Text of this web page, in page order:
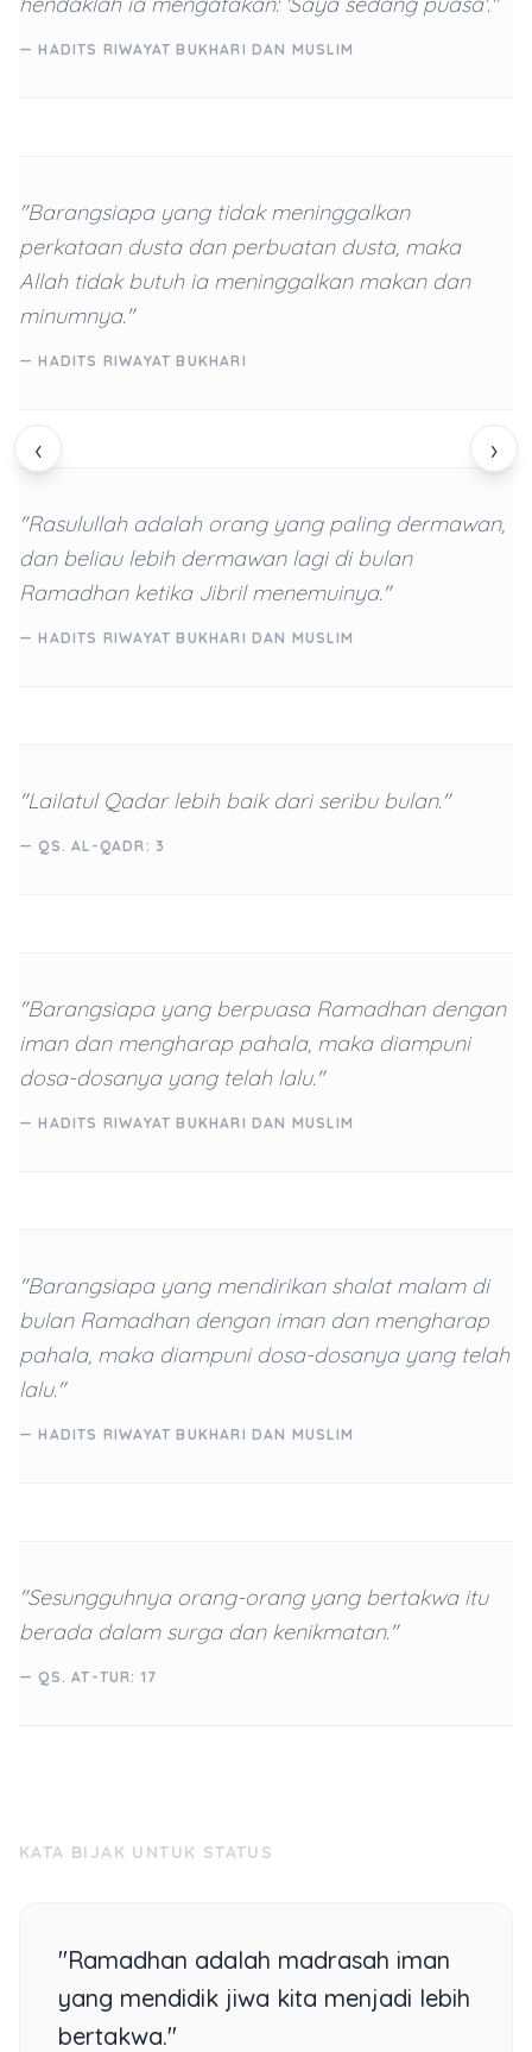
‹ ›
— HADITS RIWAYAT BUKHARI DAN MUSLIM
"Barangsiapa yang tidak meninggalkan
perkataan dusta dan perbuatan dusta, maka
Allah tidak butuh ia meninggalkan makan dan
minumnya."
— HADITS RIWAYAT BUKHARI
"Rasulullah adalah orang yang paling dermawan,
dan beliau lebih dermawan lagi di bulan
Ramadhan ketika Jibril menemuinya."
— HADITS RIWAYAT BUKHARI DAN MUSLIM
"Lailatul Qadar lebih baik dari seribu bulan."
— QS. AL-QADR: 3
"Barangsiapa yang berpuasa Ramadhan dengan
iman dan mengharap pahala, maka diampuni
dosa-dosanya yang telah lalu."
— HADITS RIWAYAT BUKHARI DAN MUSLIM
"Barangsiapa yang mendirikan shalat malam di
bulan Ramadhan dengan iman dan mengharap
pahala, maka diampuni dosa-dosanya yang telah
lalu."
— HADITS RIWAYAT BUKHARI DAN MUSLIM
"Sesungguhnya orang-orang yang bertakwa itu
berada dalam surga dan kenikmatan."
— QS. AT-TUR: 17
KATA BIJAK UNTUK STATUS
"Ramadhan adalah madrasah iman
yang mendidik jiwa kita menjadi lebih
bertakwa."